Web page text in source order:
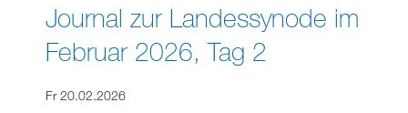
Journal zur Landessynode im
Februar 2026, Tag 2
Fr 20.02.2026